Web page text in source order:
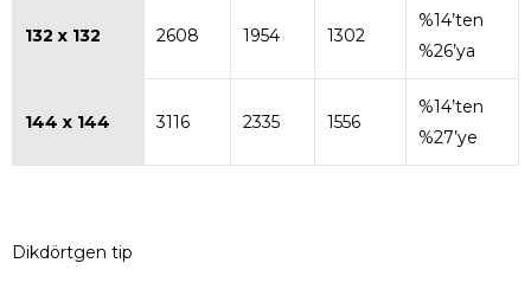
132 x 132 2608 1954 1302
%14’ten
%26’ya
144 x 144 3116 2335 1556
%14’ten
%27’ye
Dikdörtgen tip